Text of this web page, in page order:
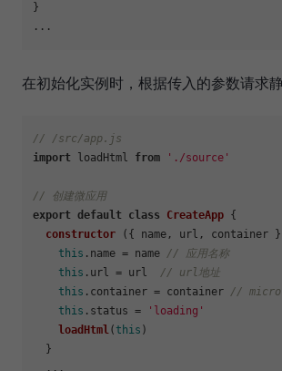
}
在初始化实例时，根据传入的参数请求静
// /src/app.js
import loadHtml from './source'
// 创建微应用
export default class CreateApp {
constructor ({ name, url, container
this . name = name // 应用名称
this . url = url // url地址
this . container = container //
this . status =
'loading'
loadHtml(this )
  }